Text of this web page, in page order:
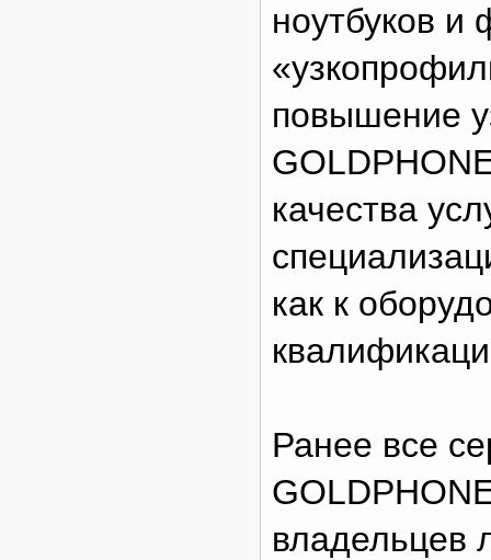
ноутбуков и
повышение
качества
как к
Ранее все
владельцев